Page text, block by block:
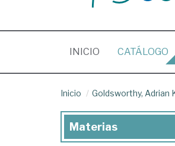
INICIO (CURRENT)
CATÁLOGO
Inicio Goldsworthy, Adrian
Materias